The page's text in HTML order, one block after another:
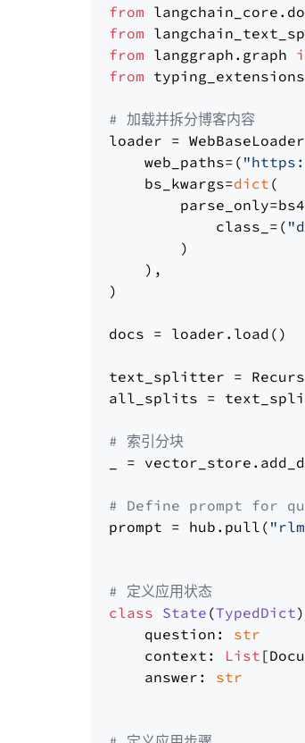
from
from
from langgraph.graph
from typing_extensions
# 加载并拆分博客内容
loader =
    web_paths=(
    bs_kwargs=
dict (
            class_=(
        )
    ),
)
docs = loader.load()
text_splitter =
all_splits =
# 索引分块
_ =
# Define prompt for
prompt = hub.pull(
# 定义应用状态
class State (TypedDict
    question:
str
    context:
List
    answer:
str